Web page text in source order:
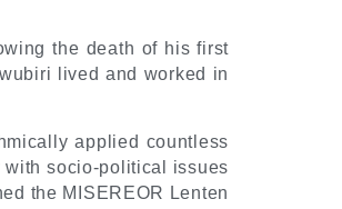
the death of his first
lived and worked in
applied countless
with socio-political issues
the MISEREOR Lenten